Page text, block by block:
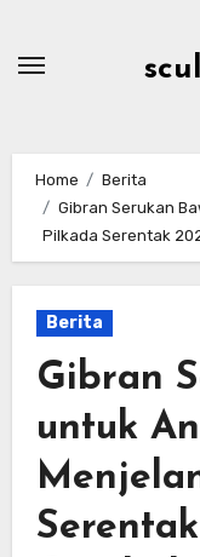
Home
Berita
Gibran Serukan
Pilkada Serentak
Berita
Gibran
untuk